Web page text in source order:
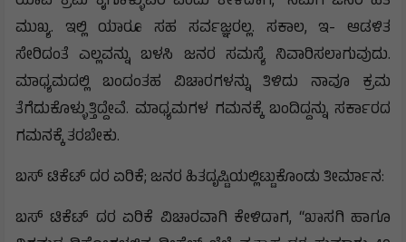
ಮುಖ್ಯ. ಇಲ್ಲಿ ಯಾರೂ ಸಹ ಸರ್ವಜ್ಞರಲ್ಲ. ಸಕಾಲ, ಇ- ಆಡಳಿತ
ಸೇರಿದಂತೆ ಎಲ್ಲವನ್ನು ಬಳಸಿ ಜನರ ಸಮಸ್ಯೆ ನಿವಾರಿಸಲಾಗುವುದು.
ಮಾಧ್ಯಮದಲ್ಲಿ ಬಂದಂತಹ ವಿಚಾರಗಳನ್ನು ತಿಳಿದು ನಾವೂ ಕ್ರಮ
ತೆಗೆದುಕೊಳ್ಳುತ್ತಿದ್ದೇವೆ. ಮಾಧ್ಯಮಗಳ ಗಮನಕ್ಕೆ ಬಂದಿದ್ದನ್ನು ಸರ್ಕಾರದ
ಗಮನಕ್ಕೆ ತರಬೇಕು.
ಬಸ್ ಟಿಕೆಟ್ ದರ ಏರಿಕೆ; ಜನರ ಹಿತದೃಷ್ಟಿಯಲ್ಲಿಟ್ಟುಕೊಂಡು ತೀರ್ಮಾನ:
ಬಸ್ ಟಿಕೆಟ್ ದರ ಏರಿಕೆ ವಿಚಾರವಾಗಿ ಕೇಳಿದಾಗ, “ಖಾಸಗಿ ಹಾಗೂ